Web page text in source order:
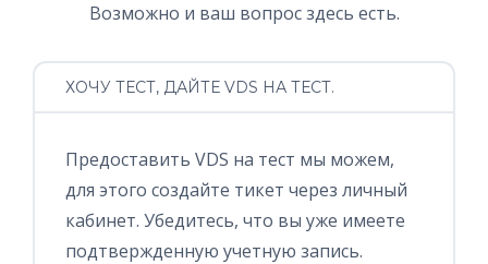
Возможно и ваш вопрос здесь есть.
ХОЧУ ТЕСТ, ДАЙТЕ VDS НА ТЕСТ.
Предоставить VDS на тест мы можем,
для этого создайте тикет через личный
кабинет. Убедитесь, что вы уже имеете
подтвержденную учетную запись.